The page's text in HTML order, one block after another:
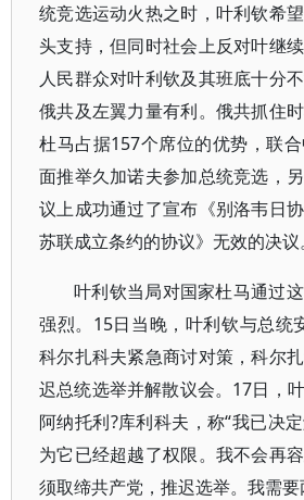
统竞选运动火热之时，叶利钦希
头支持，但同时社会上反对叶继
人民群众对叶利钦及其班底十分
俄共及左翼力量有利。俄共抓住
杜马占据157个席位的优势，联
面推举久加诺夫参加总统竞选，
议上成功通过了宣布《别洛韦日
苏联成立条约的协议》无效的决议。
叶利钦当局对国家杜马通过
强烈。15日当晚，叶利钦与总统
科尔扎科夫紧急商讨对策，科尔
迟总统选举并解散议会。17日，
阿纳托利?库利科夫，称“我已决
为它已经超越了权限。我不会再
须取缔共产党，推迟选举。我需要